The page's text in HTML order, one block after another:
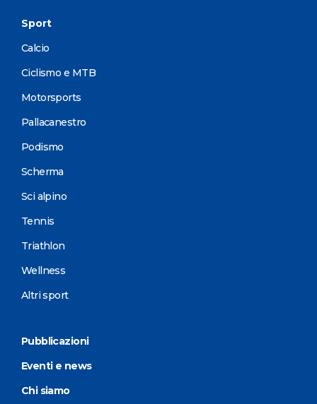
Sport
Calcio
Ciclismo e MTB
Motorsports
Pallacanestro
Podismo
Scherma
Sci alpino
Tennis
Triathlon
Wellness
Altri sport
Pubblicazioni
Eventi e news
Chi siamo